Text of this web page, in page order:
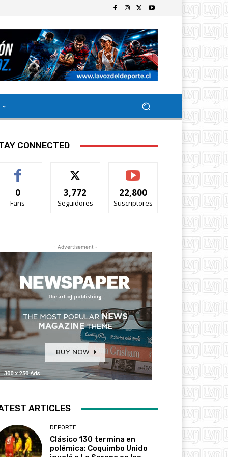
CONNECTED
0
Fans
3,772
Seguidores
22,800
Suscriptores
- Advertisement -
ARTICLES
DEPORTE
Clásico 130 termina en
polémica: Coquimbo Unido